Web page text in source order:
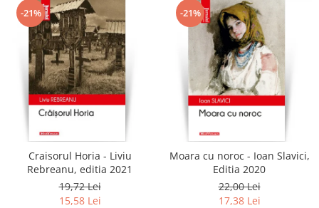
-21%
Craisorul Horia - Liviu
Rebreanu, editia 2021
19,72 Lei
15,58 Lei
-21%
Moara cu noroc - Ioan Slavici,
Editia 2020
22,00 Lei
17,38 Lei